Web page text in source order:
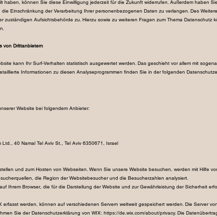
haben, können Sie diese Einwilligung jederzeit für die Zukunft widerrufen. Außerdem haben
die Einschränkung der Verarbeitung Ihrer personenbezogenen Daten zu verlangen. Des
zuständigen Aufsichtsbehörde zu. Hierzu sowie zu weiteren Fragen zum Thema Datenschutz
von Drittanbietern
kann Ihr Surf-Verhalten statistisch ausgewertet werden. Das geschieht vor allem mit
Informationen zu diesen Analyseprogrammen finden Sie in der folgenden
Website bei folgendem Anbieter:
Ltd., 40 Namal Tel Aviv St., Tel Aviv 6350671, Israel
und zum Hosten von Webseiten. Wenn Sie unsere Website besuchen, werden mit Hilfe
die Region der Websitebesucher und die Besucherzahlen analysiert.
Ihrem Browser, die für die Darstellung der Website und zur Gewährleistung der Sicherheit
erfasst werden, können auf verschiedenen Servern weltweit gespeichert werden. Die Server
Sie der Datenschutzerklärung von WIX: https://de.wix.com/about/privacy. Die